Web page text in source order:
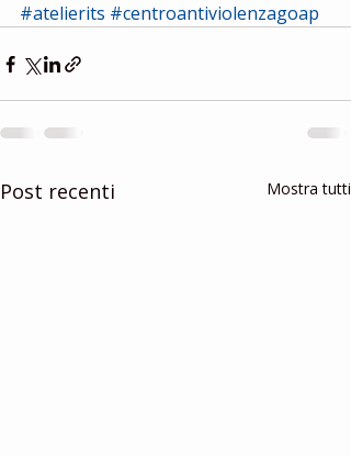
#atelierits #centroantiviolenzagoap
Post recenti Mostra tutti